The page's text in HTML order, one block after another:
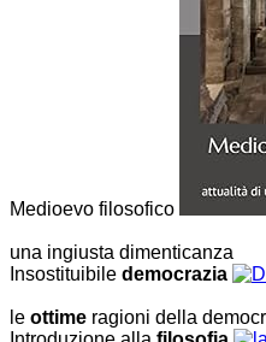
Medioevo filosofico
una ingiusta dimenticanza
Insostituibile democrazia
le ottime ragioni della